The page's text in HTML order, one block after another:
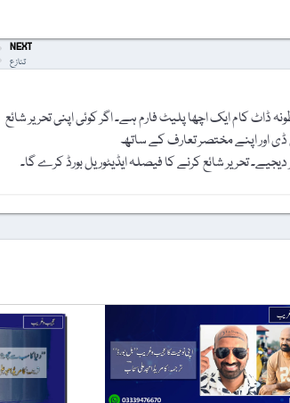
NEXT
تنازع
کام ایک اچھا پلیٹ فارم ہے۔ اگر کوئی اپنی تحریر شائع
ڈی اور اپنے مختصر تعارف کے ساتھ